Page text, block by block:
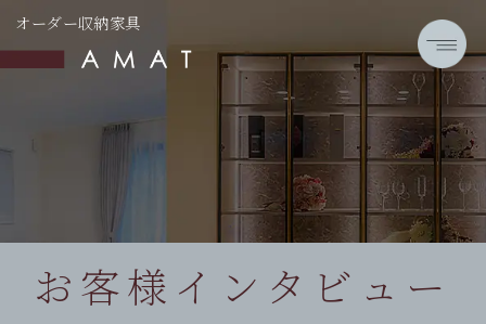
オーダー収納家具
お客様インタビュー